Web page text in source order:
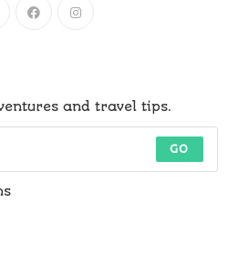
and travel tips.
GO